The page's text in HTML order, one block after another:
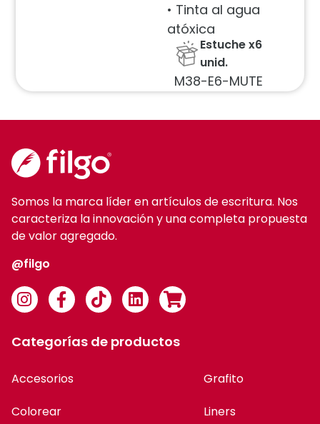
• Tinta al agua
atóxica
Estuche x6
unid.
M38-E6-MUTE
Somos la marca líder en artículos de escritura. Nos
caracteriza la innovación y una completa propuesta
de valor agregado.
@filgo
Categorías de productos
Accesorios
Colorear
Grafito
Liners